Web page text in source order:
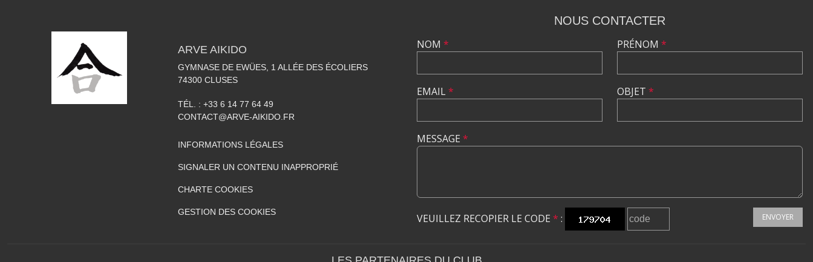
ARVE AIKIDO
GYMNASE DE EWÜES, 1 ALLÉE DES ÉCOLIERS
74300 CLUSES
TÉL. : +33 6 14 77 64 49
CONTACT@ARVE-AIKIDO.FR
INFORMATIONS LÉGALES
SIGNALER UN CONTENU INAPPROPRIÉ
CHARTE COOKIES
GESTION DES COOKIES
NOUS CONTACTER
NOM *
EMAIL*
PRÉNOM *
OBJET *
MESSAGE *
VEUILLEZ RECOPIER LE CODE * : ENVOYER